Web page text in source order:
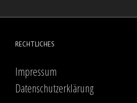
RECHTLICHES
Impressum
Datenschutzerklärung